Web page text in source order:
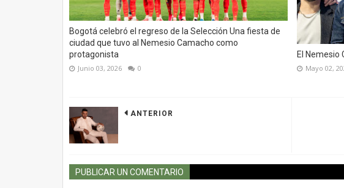
Bogotá celebró el regreso de la Selección Una fiesta de
ciudad que tuvo al Nemesio Camacho como
protagonista
Junio 03, 2026 0
El Nemesio
Mayo 02,
ANTERIOR
PUBLICAR UN COMENTARIO